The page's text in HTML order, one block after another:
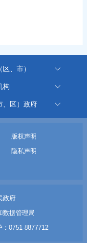
、市）
构
、区）政府
版权声明
隐私声明
政府
数据管理局
0751-8877712